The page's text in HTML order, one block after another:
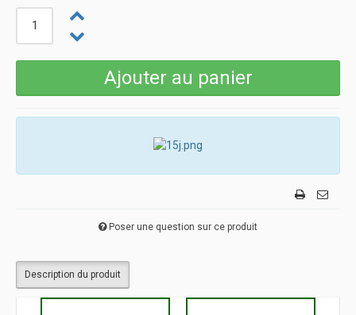
Poser une question sur ce produit
Description du produit